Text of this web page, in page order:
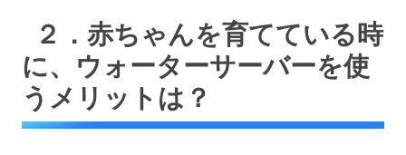
２．赤ちゃんを育てている時
に、ウォーターサーバーを使
うメリットは？